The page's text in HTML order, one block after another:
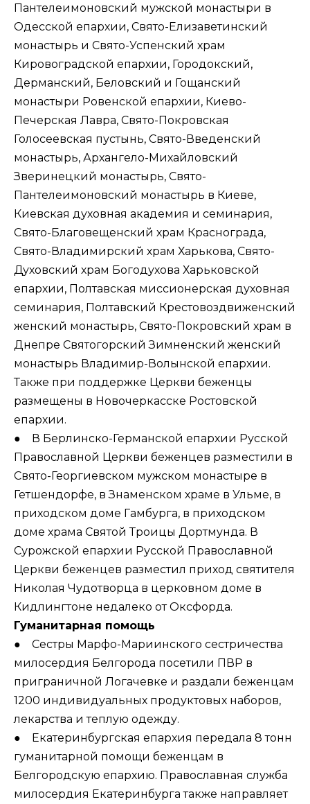
Пантелеимоновский мужской монастыри в
Одесской епархии, Свято-Елизаветинский
монастырь и Свято-Успенский храм
Кировоградской епархии, Городокский,
Дерманский, Беловский и Гощанский
монастыри Ровенской епархии, Киево-
Печерская Лавра, Свято-Покровская
Голосеевская пустынь, Свято-Введенский
монастырь, Архангело-Михайловский
Зверинецкий монастырь, Свято-
Пантелеимоновский монастырь в Киеве,
Киевская духовная академия и семинария,
Свято-Благовещенский храм Краснограда,
Свято-Владимирский храм Харькова, Свято-
Духовский храм Богодухова Харьковской
епархии, Полтавская миссионерская духовная
семинария, Полтавский Крестовоздвиженский
женский монастырь, Свято-Покровский храм в
Днепре Святогорский Зимненский женский
монастырь Владимир-Волынской епархии.
Также при поддержке Церкви беженцы
размещены в Новочеркасске Ростовской
епархии.
● В Берлинско-Германской епархии Русской
Православной Церкви беженцев разместили в
Свято-Георгиевском мужском монастыре в
Гетшендорфе, в Знаменском храме в Ульме, в
приходском доме Гамбурга, в приходском
доме храма Святой Троицы Дортмунда. В
Сурожской епархии Русской Православной
Церкви беженцев разместил приход святителя
Николая Чудотворца в церковном доме в
Кидлингтоне недалеко от Оксфорда.
Гуманитарная помощь
● Сестры Марфо-Мариинского сестричества
милосердия Белгорода посетили ПВР в
приграничной Логачевке и раздали беженцам
1200 индивидуальных продуктовых наборов,
лекарства и теплую одежду.
● Екатеринбургская епархия передала 8 тонн
гуманитарной помощи беженцам в
Белгородскую епархию. Православная служба
милосердия Екатеринбурга также направляет